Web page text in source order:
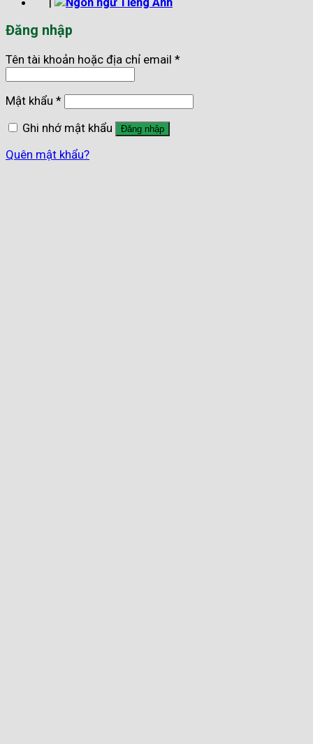
Đăng nhập
Tên tài khoản hoặc địa chỉ email *
Mật khẩu *
Ghi nhớ mật khẩu
Đăng nhập
Quên mật khẩu?